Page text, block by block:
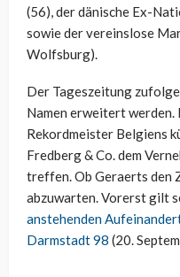
(56), der dänische Ex-
sowie der vereinslose
Wolfsburg).
Der Tageszeitung
Namen erweitert werden.
Rekordmeister Belgiens
Fredberg & Co. dem
treffen. Ob Geraerts den
abzuwarten. Vorerst gilt
anstehenden
Darmstadt 98 (20.